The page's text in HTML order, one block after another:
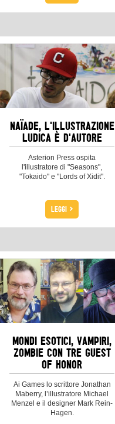
NAÏADE, L'ILLUSTRAZIONE
LUDICA È D'AUTORE
Asterion Press ospita
l'illustratore di "Seasons",
"Tokaido" e "Lords of Xidit".
LEGGI >
MONDI ESOTICI, VAMPIRI,
ZOMBIE CON TRE GUEST
OF HONOR
Ai Games lo scrittore Jonathan
Maberry, l’illustratore Michael
Menzel e il designer Mark Rein-
Hagen.